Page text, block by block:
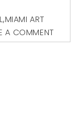
,MIAMI ART
A COMMENT